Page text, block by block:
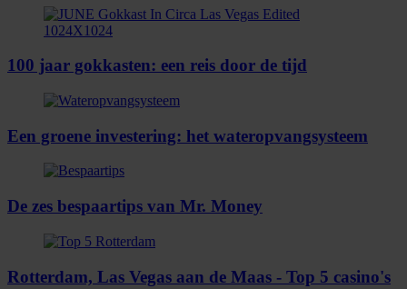
100 jaar gokkasten: een reis door de tijd
Een groene investering: het wateropvangsysteem
De zes bespaartips van Mr. Money
Rotterdam, Las Vegas aan de Maas - Top 5 casino's